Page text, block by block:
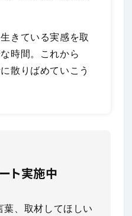
きている実感を取
時間。これから
散りばめていこう
ト実施中
葉、取材してほしい